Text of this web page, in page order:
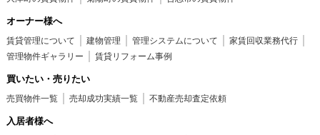
オーナー様へ
賃貸管理について 建物管理 管理システムについて
家賃回収業務代行
管理物件ギャラリー
賃貸リフォーム事例
買いたい・売りたい
売買物件一覧 売却成功実績一覧 不動産売却査定依頼
入居者様へ